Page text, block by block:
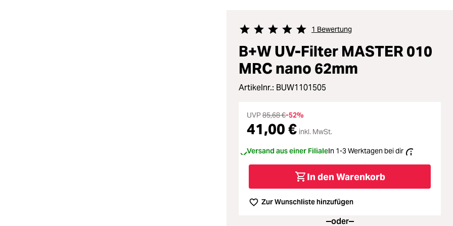
Durchschnittliche Bewertung von 5 von 5 Sternen
1 Bewertung
B+W UV-Filter MASTER 010
MRC nano 62mm
Artikelnr.: BUW1101505
UVP85,68 €-52%
41,00 € inkl. MwSt.
Versand aus einer FilialeIn 1-3 Werktagen bei dir
In den Warenkorb
Zur Wunschliste hinzufügen
oder